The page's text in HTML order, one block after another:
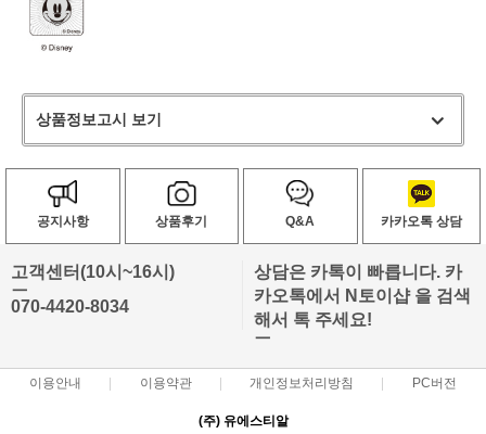
상품정보고시 보기
공지사항 상품후기 Q&A 카카오톡 상담
고객센터(10시~16시)
ㅡ
070-4420-8034
상담은 카톡이 빠릅니다. 카
카오톡에서 N토이샵 을 검색
해서 톡 주세요!
ㅡ
이용안내 이용약관 개인정보처리방침 PC버전
(주) 유에스티알